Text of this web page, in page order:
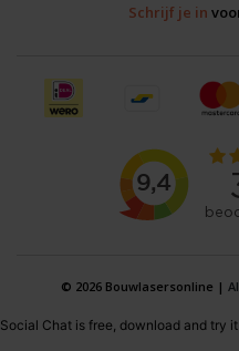
Schrijf je in
© 2026 Bouwlasersonline |
Social Chat is free, download and try